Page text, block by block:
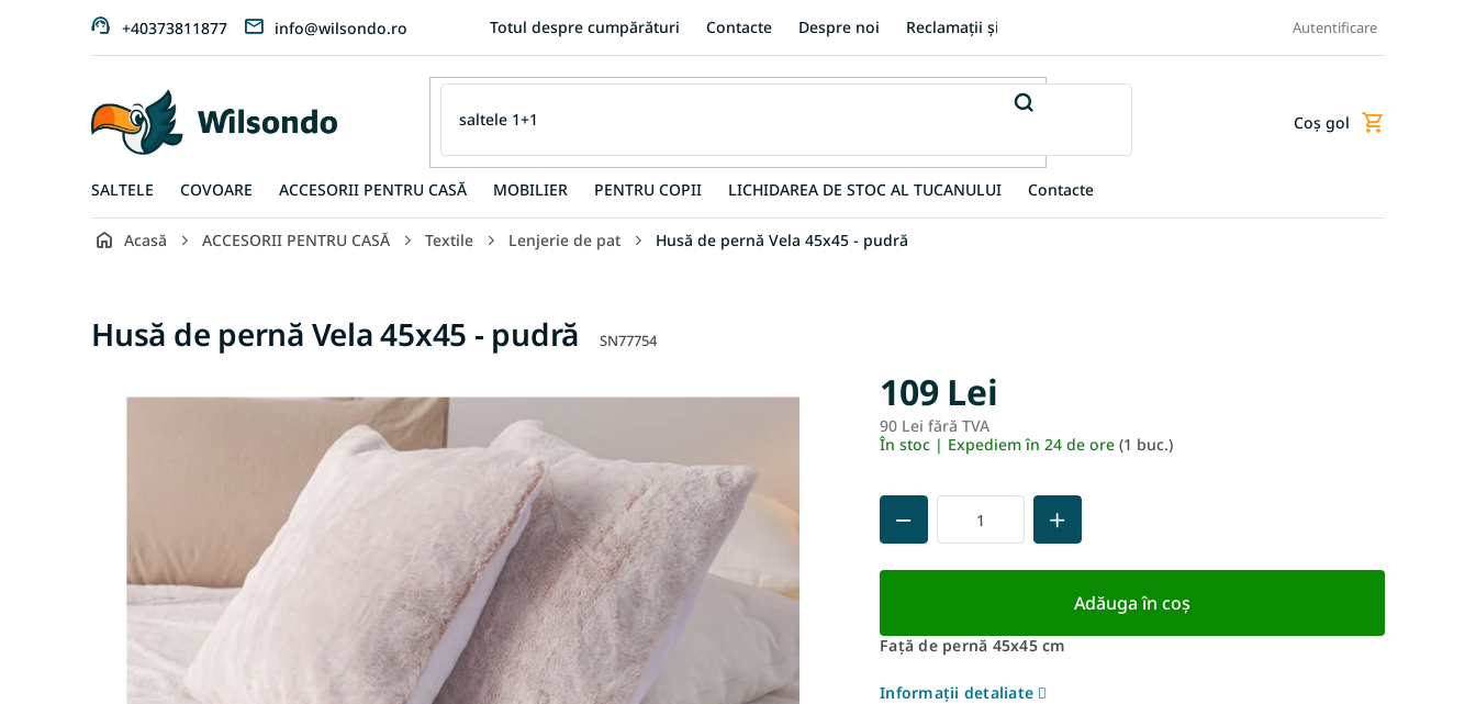
+40373811877 info@wilsondo.ro Totul despre cumpărături Contacte Despre noi Reclamații și retur produse Termeni și condiții
Autentificare
Coş
Coş gol
SALTELE COVOARE ACCESORII PENTRU CASĂ MOBILIER PENTRU COPII LICHIDAREA DE STOC AL TUCANULUI Contacte
Acasă ACCESORII PENTRU CASĂ Textile Lenjerie de pat Husă de pernă Vela 45x45 - pudră
Husă de pernă Vela 45x45 - pudră SN77754
109 Lei
90 Lei fără TVA
În stoc | Expediem în 24 de ore (1 buc.)
Adăuga în coş
Față de pernă 45x45 cm
Informaţii detaliate